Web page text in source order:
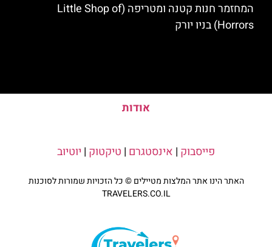
המחזמר חנות קטנה ומטריפה (Little Shop of
Horrors) בניו יורק
אודות
פייסבוק | אינסטגרם | טיקטוק | יוטיוב
האתר הינו אתר המלצות מטיילים © כל הזכויות שמורות לסוכנות
TRAVELERS.CO.IL